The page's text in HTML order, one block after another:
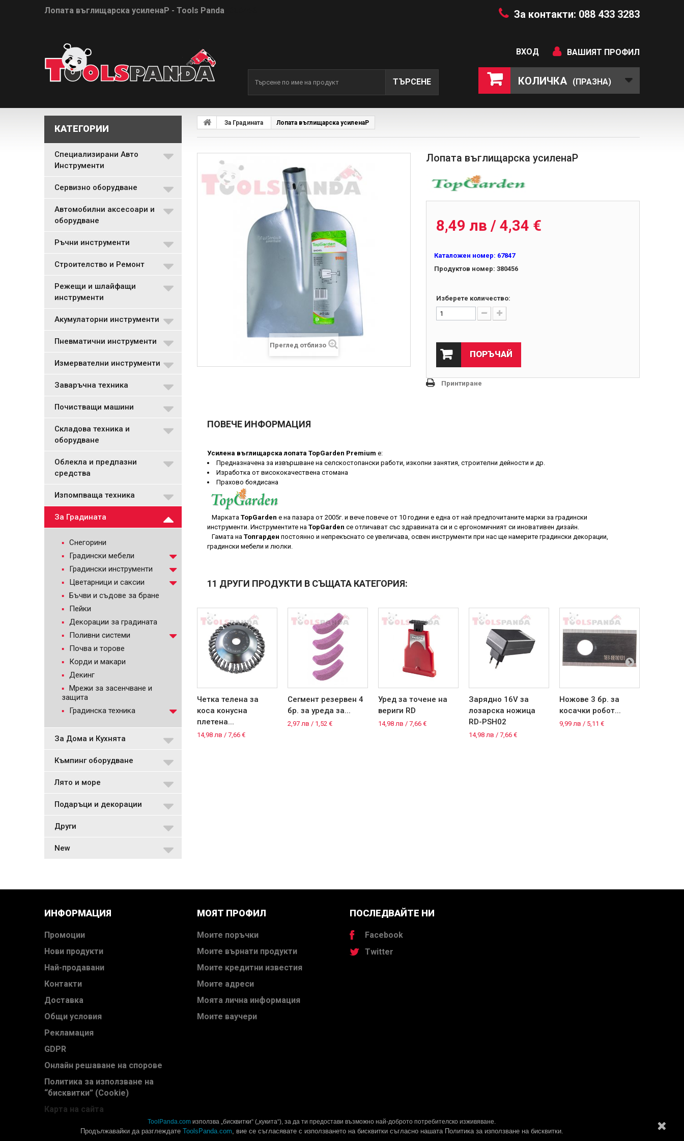
Лопата въглищарска усиленаP - Tools Panda За контакти: 088 433 3283
ВАШИЯТ ПРОФИЛ
ВХОД
КОЛИЧКА (ПРАЗНА)
ТЪРСЕНЕ
КАТЕГОРИИ
Специализирани Авто
Инструменти
Сервизно оборудване
Автомобилни аксесоари и
оборудване
Ръчни инструменти
Строителство и Ремонт
Режещи и шлайфащи
инструменти
Акумулаторни инструменти
Пневматични инструменти
Измервателни инструменти
Заваръчна техника
Почистващи машини
Складова техника и
оборудване
Облекла и предпазни
средства
Изпомпваща техника
За Градината
Снегорини
Градински мебели
Градински инструменти
Цветарници и саксии
Бъчви и съдове за бране
Пейки
Декорации за градината
Поливни системи
Почва и торове
Корди и макари
Декинг
Мрежи за засенчване и
защита
Градинска техника
За Дома и Кухнята
Къмпинг оборудване
Лято и море
Подаръци и декорации
Други
New
За Градината Лопата въглищарска усиленаP
Преглед отблизо
Лопата въглищарска усиленаP
8,49 лв / 4,34 €
Каталожен номер: 67847
Продуктов номер: 380456
Изберете количество:
ПОРЪЧАЙ
Принтиране
ПОВЕЧЕ ИНФОРМАЦИЯ
Усилена въглищарска лопата TopGarden Premium е:
Предназначена за извършване на селскостопански работи, изкопни занятия, строителни дейности и др.
Изработка от висококачествена стомана
Прахово боядисана
Марката TopGarden е на пазара от 2005г. и вече повече от 10 години е една от най предпочитаните марки за градински
инструменти. Инструментите на TopGarden се отличават със здравината си и с ергономичният си иновативен дизайн.
Гамата на Топгарден постоянно и непрекъснато се увеличава, освен инструменти при нас ще намерите градински декорации,
градински мебели и люлки.
11 ДРУГИ ПРОДУКТИ В СЪЩАТА КАТЕГОРИЯ:
Четка телена за
коса конусна
плетена...
14,98 лв / 7,66 €
Сегмент резервен 4
бр. за уреда за...
2,97 лв / 1,52 €
Уред за точене на
вериги RD
14,98 лв / 7,66 €
Зарядно 16V за
лозарска ножица
RD-PSH02
14,98 лв / 7,66 €
Ножове 3 бр. за
косачки робот...
9,99 лв / 5,11 €
ИНФОРМАЦИЯ
Промоции
Нови продукти
Най-продавани
Контакти
Доставка
Общи условия
Рекламация
GDPR
Онлайн решаване на спорове
Политика за използване на
“бисквитки” (Cookie)
Карта на сайта
МОЯТ ПРОФИЛ
Моите поръчки
Моите върнати продукти
Моите кредитни известия
Моите адреси
Моята лична информация
Моите ваучери
ПОСЛЕДВАЙТЕ НИ
Facebook
Twitter
ToolPanda.com използва „бисквитки“ („кукита“), за да ти предостави възможно най-доброто потребителско изживяване.
Продължавайки да разглеждате ToolsPanda.com, вие се съгласявате с използването на бисквитки съгласно нашата Политика за използване на бисквитки.